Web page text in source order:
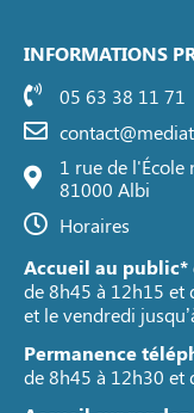
INFORMATIONS
05 63 38 11 71
1 rue de l'École
81000 Albi
Horaires
Accueil au
de 8h45 à 12h15 et
et le vendredi
Permanence
de 8h45 à 12h30 et